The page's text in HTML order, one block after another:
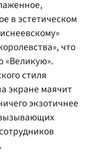
в эстетическом
что
«Великую».
стиля
экране маячит
экзотичнее